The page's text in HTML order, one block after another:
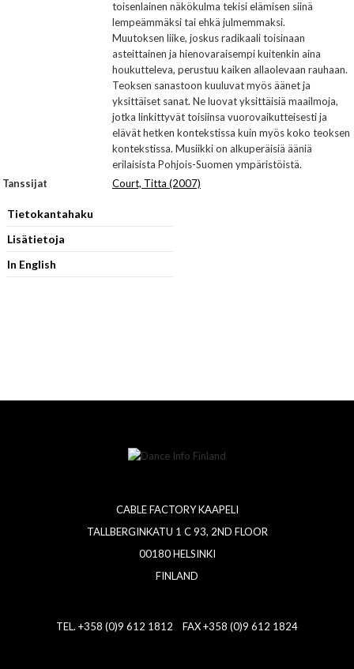
toisenlainen näkökulma tekisi elämisen siinä
lempeämmäksi tai ehkä julmemmaksi.
Muutoksen liike, joskus radikaali toisinaan
asteittainen ja hienovaraisempi kuitenkin aina
houkutteleva, perustuu kaiken allaolevaan rauhaan.
Teoksen sanastoon kuuluvat myös äänet ja
yksittäiset sanat. Ne luovat yksittäisiä maailmoja,
jotka linkittyvät toisiinsa vuorovaikutteisesti ja
elävät hetken kontekstissa kuin myös koko teoksen
kontekstissa. Musiikki on alkuperäisiä ääniä
erilaisista Pohjois-Suomen ympäristöistä.
Tanssijat
Court, Titta (2007)
Tietokantahaku
Lisätietoja
In English
CABLE FACTORY KAAPELI
TALLBERGINKATU 1 C 93, 2ND FLOOR
00180 HELSINKI
FINLAND
TEL. +358 (0)9 612 1812 FAX +358 (0)9 612 1824